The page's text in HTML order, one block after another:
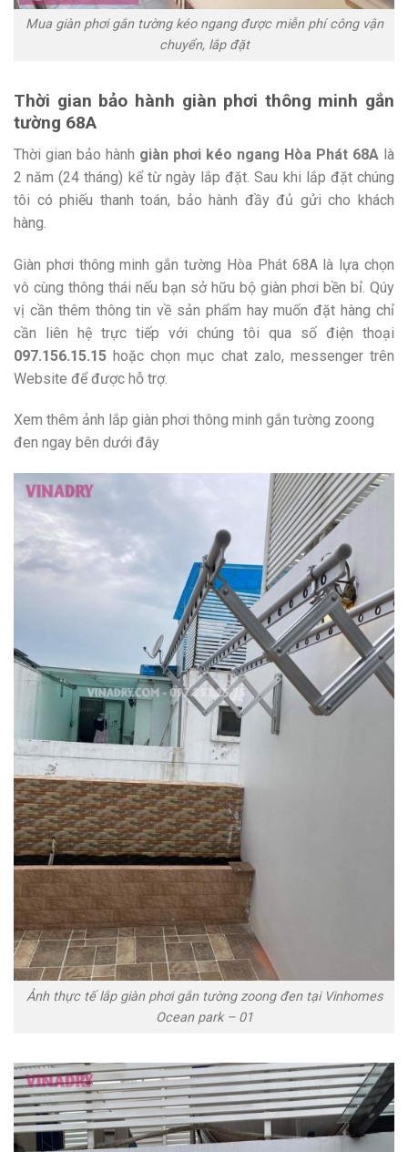
Mua giàn phơi gắn tường kéo ngang được miễn phí công vận
chuyển, lắp đặt
Thời gian bảo hành giàn phơi thông minh gắn
tường 68A
Thời gian bảo hành giàn phơi kéo ngang Hòa Phát 68A là
2 năm (24 tháng) kể từ ngày lắp đặt. Sau khi lắp đặt chúng
tôi có phiếu thanh toán, bảo hành đầy đủ gửi cho khách
hàng.
Giàn phơi thông minh gắn tường Hòa Phát 68A là lựa chọn
vô cùng thông thái nếu bạn sở hữu bộ giàn phơi bền bỉ. Qúy
vị cần thêm thông tin về sản phẩm hay muốn đặt hàng chỉ
cần liên hệ trực tiếp với chúng tôi qua số điện thoại
097.156.15.15 hoặc chọn mục chat zalo, messenger trên
Website để được hỗ trợ.
Xem thêm ảnh lắp giàn phơi thông minh gắn tường zoong
đen ngay bên dưới đây
Ảnh thực tế lắp giàn phơi gắn tường zoong đen tại Vinhomes
Ocean park – 01